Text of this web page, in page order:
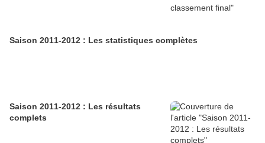
Saison 2011-2012 : Les statistiques complètes
Saison 2011-2012 : Les résultats
complets